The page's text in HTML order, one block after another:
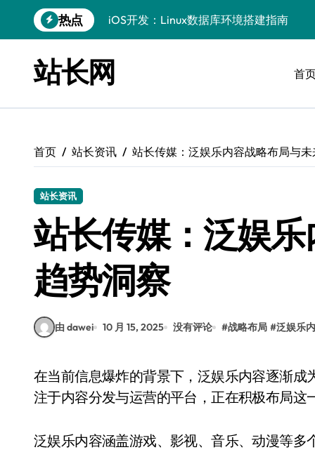
到
热点
iOS开发：Linux数据库环境搭建指南
Go开发实战：Linux数据库配置与优化
数据驱动传媒革新：站长五大核心策略
数据驱动内容增长：站长运营新策略
数据驱动交互优化，赋能站长高效运营
数据驱动下的传媒架构优化与资源高效运
站长网 首
首页 站长资讯 站长传媒：泛娱乐内容战略布局与
站长资讯
站长传媒：泛娱
趋势洞察
由 dawei 10 月 15, 2025 没有评论 #战略布局 #泛娱乐
在当前信息爆炸的背景下，泛娱乐内容逐渐成为媒体行业的重要组成部分。站长传媒作为一家专
注于内容分发与运营的平台，正在积极布局
泛娱乐内容涵盖游戏、影视、音乐、动漫等